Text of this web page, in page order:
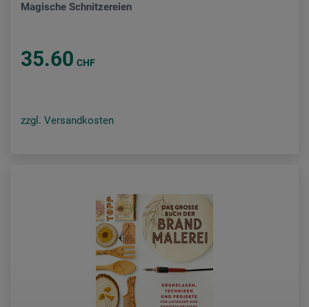
Magische Schnitzereien
35.60 CHF
zzgl. Versandkosten